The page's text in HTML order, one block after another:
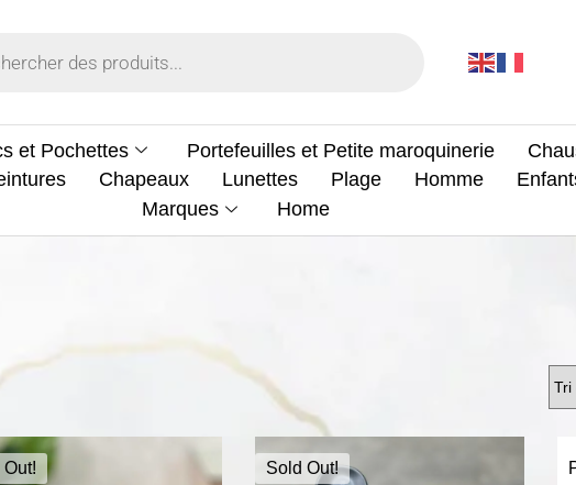
et Pochettes Portefeuilles et Petite maroquinerie
Chapeaux Lunettes Plage Homme
Marques
Home
Sold Out!